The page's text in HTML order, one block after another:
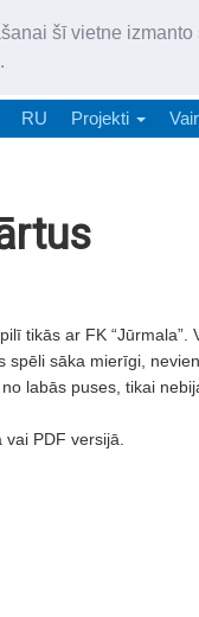
šī vietne
„Latgales Laiks”
RU Projekti
tikās ar FK
spēli sāka mierīgi,
labās puses, tikai
PDF versijā.